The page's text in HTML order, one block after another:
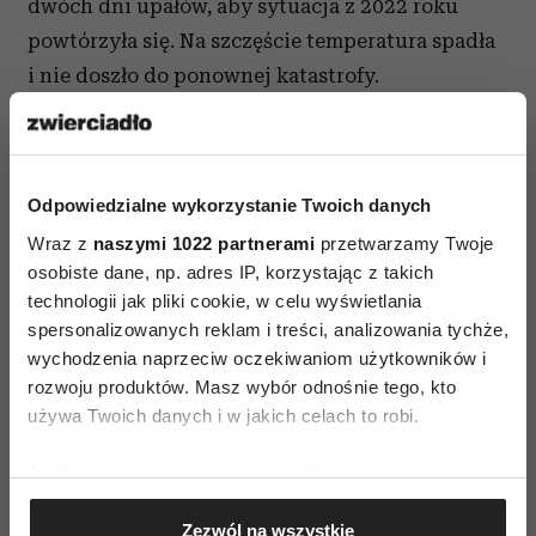
Odpowiedzialne wykorzystanie Twoich danych
Wraz z naszymi 1022 partnerami przetwarzamy Twoje
osobiste dane, np. adres IP, korzystając z takich
technologii jak pliki cookie, w celu wyświetlania
spersonalizowanych reklam i treści, analizowania tychże,
wychodzenia naprzeciw oczekiwaniom użytkowników i
rozwoju produktów. Masz wybór odnośnie tego, kto
używa Twoich danych i w jakich celach to robi.
Jeśli wyrazisz na to zgodę, chcielibyśmy również:
Gromadzić dane dotyczące Twojej lokalizacji
Zezwól na wszystkie
dwóch dni upałów, aby sytuacja z 2022 roku
powtórzyła się. Na szczęście temperatura spadła
i nie doszło do ponownej katastrofy.
Ale balansujemy na linie.
katastrofy. Dlatego bijemy na alarm, dlatego
zaczęliśmy działać sami i jako obywatele chcemy
zabrać głos, chcemy chronić rzekę.
A jak z innymi rzekami? Przecież nie tylko
Odra jest narażona na niekontrolowane zrzuty
z kopalni czy oczyszczalni ścieków.
wskazują, że w porównaniu z dyrektywami